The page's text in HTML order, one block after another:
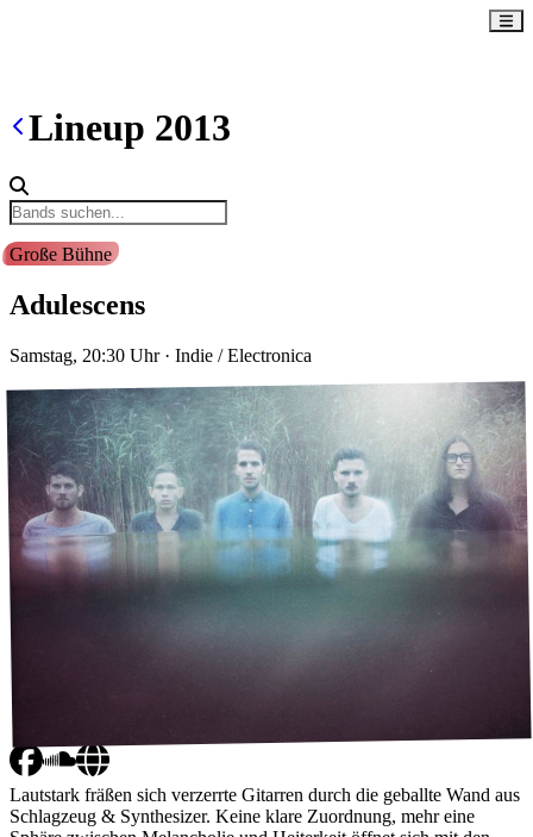
Lineup 2013
Große Bühne
Adulescens
Samstag, 20:30 Uhr· Indie / Electronica
Lautstark fräßen sich verzerrte Gitarren durch die geballte Wand aus
Schlagzeug & Synthesizer. Keine klare Zuordnung, mehr eine